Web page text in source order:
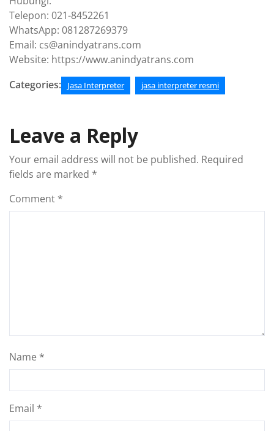
Telepon: 021-8452261
WhatsApp: 081287269379
Email: cs@anindyatrans.com
Website: https://www.anindyatrans.com
Categories:
Jasa Interpreter jasa interpreter resmi
Leave a Reply
Your email address will not be published. Required
fields are marked *
Comment *
Name *
Email *